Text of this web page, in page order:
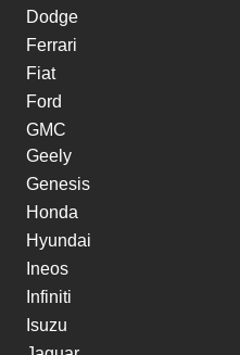
Dodge
Ferrari
Fiat
Ford
GMC
Geely
Genesis
Honda
Hyundai
Ineos
Infiniti
Isuzu